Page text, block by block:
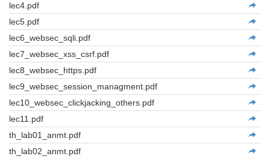
lec4.pdf
lec5.pdf
lec6_websec_sqli.pdf
lec7_websec_xss_csrf.pdf
lec8_websec_https.pdf
lec9_websec_session_managment.pdf
lec10_websec_clickjacking_others.pdf
lec11.pdf
th_lab01_anmt.pdf
th_lab02_anmt.pdf